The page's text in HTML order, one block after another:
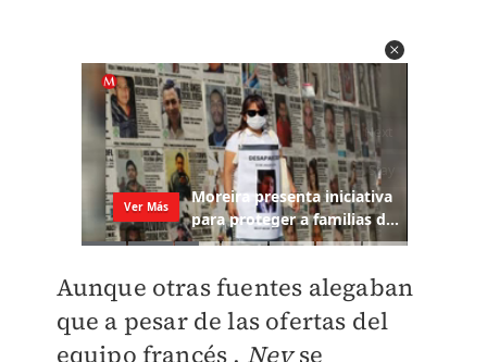
Aunque otras fuentes alegaban
que a pesar de las ofertas del
equipo francés , Neyse